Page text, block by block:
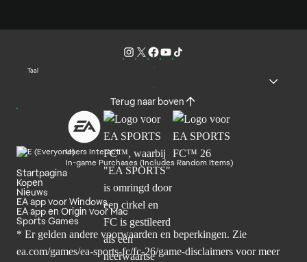
Taal
Terug naar boven
Users Interact
In-game Purchases (Includes Random Items)
Startpagina
Kopen
Nieuws
EA app voor Windows
EA app en Origin voor Mac
Sports Games
* Er gelden andere voorwaarden en beperkingen. Zie
ea.com/games/ea-sports-fc/fc-26/game-disclaimers voor meer